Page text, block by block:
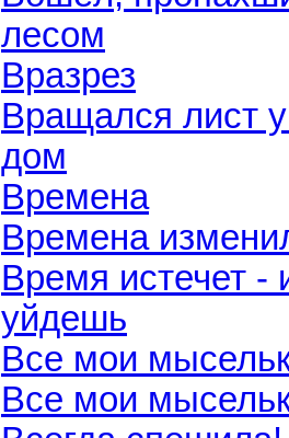
лесом
Вразрез
Вращался лист
дом
Времена
Времена
Время истечет -
уйдешь
Все мои
Все мои